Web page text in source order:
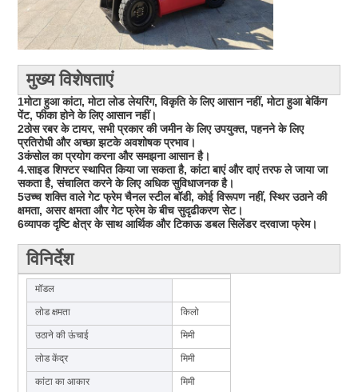
मुख्य विशेषताएं
1मोटा हुआ कांटा, मोटा लोड लेयरिंग, विकृति के लिए आसान नहीं, मोटा हुआ बेकिंग
पेंट, फीका होने के लिए आसान नहीं।
2ठोस रबर के टायर, सभी प्रकार की जमीन के लिए उपयुक्त, पहनने के लिए
प्रतिरोधी और अच्छा झटके अवशोषक प्रभाव।
3कंसोल का प्रयोग करना और समझना आसान है।
4.साइड शिफ्टर स्थापित किया जा सकता है, कांटा बाएं और दाएं तरफ ले जाया जा
सकता है, संचालित करने के लिए अधिक सुविधाजनक है।
5उच्च शक्ति वाले गेट फ्रेम चैनल स्टील बॉडी, कोई विरूपण नहीं, स्थिर उठाने की
क्षमता, असर क्षमता और गेट फ्रेम के बीच सुदृढीकरण सेट।
6व्यापक दृष्टि क्षेत्र के साथ आर्थिक और टिकाऊ डबल सिलेंडर दरवाजा फ्रेम।
विनिर्देश
मॉडल
लोड क्षमता किलो
उठाने की ऊंचाई मिमी
लोड केंद्र मिमी
कांटा का आकार मिमी